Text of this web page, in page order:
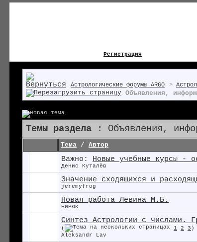
Регистрация
Астрологические форумы ARGO >
Объявления,
Темы раздела : Объявления,
Тема / Автор
Важно: Новые учебные курсы -
Денис Куталёв
Значение сходящихся и
jeremyfrog
Новая работа Левина М.Б.
БИРЮК
Синтез Астрологии с числами.
( 1 2 3 )
Aleksandr Lav